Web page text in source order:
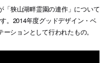
「狭山湖畔霊園の連作」について
。2014年度グッドデザイン・ベ
ションとして行われたもの。